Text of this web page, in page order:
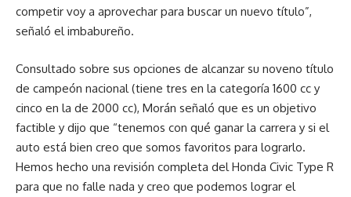
competir voy a aprovechar para buscar un nuevo título”,
señaló el imbabureño.
Consultado sobre sus opciones de alcanzar su noveno título
de campeón nacional (tiene tres en la categoría 1600 cc y
cinco en la de 2000 cc), Morán señaló que es un objetivo
factible y dijo que “tenemos con qué ganar la carrera y si el
auto está bien creo que somos favoritos para lograrlo.
Hemos hecho una revisión completa del Honda Civic Type R
para que no falle nada y creo que podemos lograr el